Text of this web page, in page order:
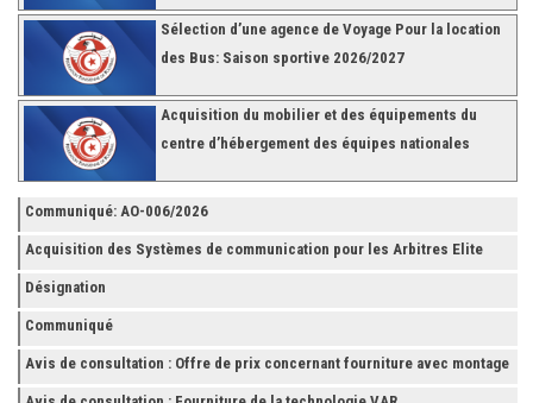
Sélection d’une agence de Voyage Pour la location
des Bus: Saison sportive 2026/2027
Acquisition du mobilier et des équipements du
centre d’hébergement des équipes nationales
Communiqué: AO-006/2026
Acquisition des Systèmes de communication pour les Arbitres Elite
Désignation
Communiqué
Avis de consultation : Offre de prix concernant fourniture avec montage
et finition de RAYONNAGES pour la Fédération Tunisienne de Football